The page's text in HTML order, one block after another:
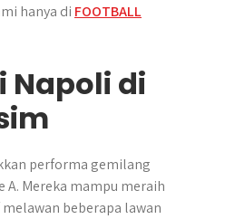
hanya di FOOTBALL
Napoli di
performa gemilang
A. Mereka mampu meraih
beberapa lawan